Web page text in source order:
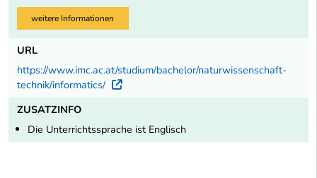
weitere Informationen
URL
https://www.imc.ac.at/studium/bachelor/naturwissenschaft-
technik/informatics/
Externer Link
ZUSATZINFO
Die Unterrichtssprache ist Englisch